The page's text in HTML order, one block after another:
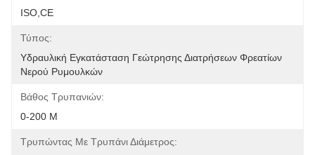
ISO,CE
Τύπος:
Υδραυλική Εγκατάσταση Γεώτρησης Διατρήσεων Φρεατίων
Νερού Ρυμουλκών
Βάθος Τρυπανιών:
0-200 Μ
Τρυπώντας Με Τρυπάνι Διάμετρος: